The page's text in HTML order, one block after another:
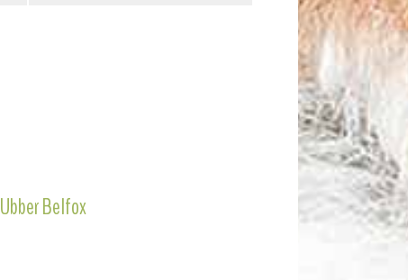
Ubber Belfox